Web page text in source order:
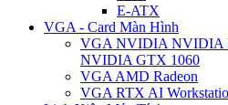
E-ATX
VGA - Card Màn Hình
VGA NVIDIA NVIDIA
NVIDIA GTX 1060
VGA AMD Radeon
VGA RTX AI